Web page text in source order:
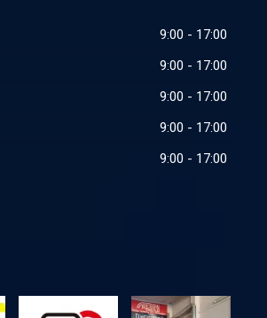
9:00 - 17:00
9:00 - 17:00
9:00 - 17:00
9:00 - 17:00
9:00 - 17:00